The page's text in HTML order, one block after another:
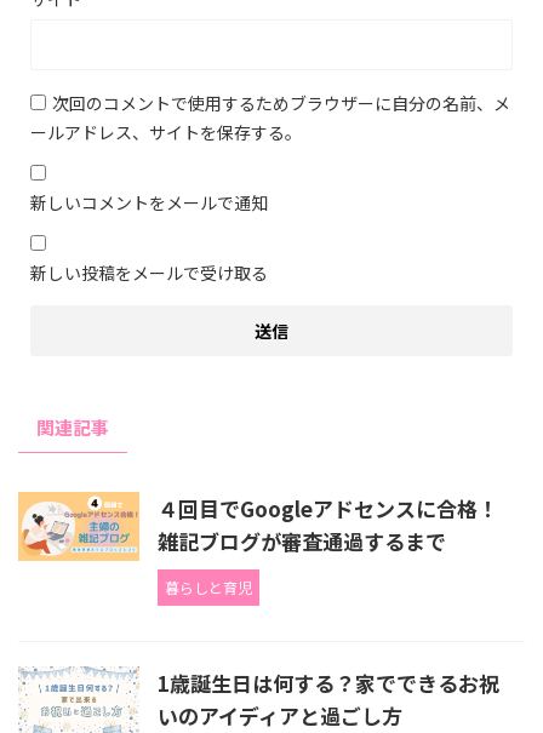
次回のコメントで使用するためブラウザーに自分の名前、メ
ールアドレス、サイトを保存する。
新しいコメントをメールで通知
新しい投稿をメールで受け取る
関連記事
４回目でGoogleアドセンスに合格！
雑記ブログが審査通過するまで
暮らしと育児
1歳誕生日は何する？家でできるお祝
いのアイディアと過ごし方